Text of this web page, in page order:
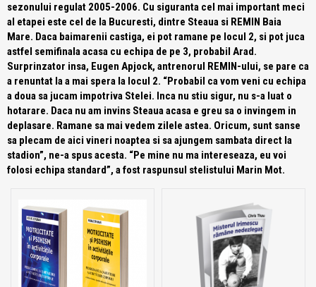
sezonului regulat 2005-2006. Cu siguranta cel mai important meci
al etapei este cel de la Bucuresti, dintre Steaua si REMIN Baia
Mare. Daca baimarenii castiga, ei pot ramane pe locul 2, si pot juca
astfel semifinala acasa cu echipa de pe 3, probabil Arad.
Surprinzator insa, Eugen Apjock, antrenorul REMIN-ului, se pare ca
a renuntat la a mai spera la locul 2. “Probabil ca vom veni cu echipa
a doua sa jucam impotriva Stelei. Inca nu stiu sigur, nu s-a luat o
hotarare. Daca nu am invins Steaua acasa e greu sa o invingem in
deplasare. Ramane sa mai vedem zilele astea. Oricum, sunt sanse
sa plecam de aici vineri noaptea si sa ajungem sambata direct la
stadion”, ne-a spus acesta. “Pe mine nu ma intereseaza, eu voi
folosi echipa standard”, a fost raspunsul stelistului Marin Mot.